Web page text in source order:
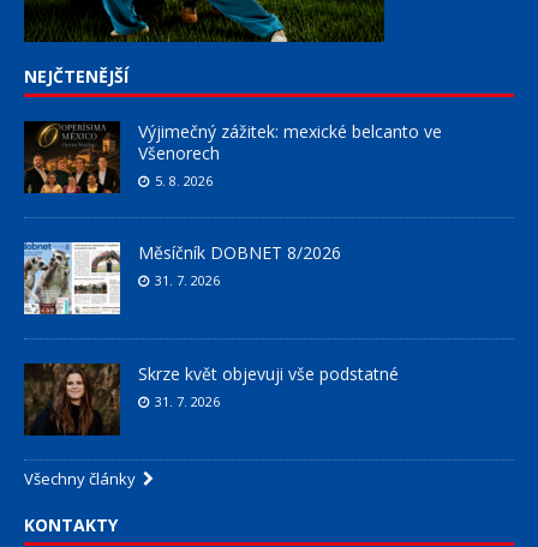
NEJČTENĚJŠÍ
Výjimečný zážitek: mexické belcanto ve
Všenorech
5. 8. 2026
Měsíčník DOBNET 8/2026
31. 7. 2026
Skrze květ objevuji vše podstatné
31. 7. 2026
Všechny články
KONTAKTY